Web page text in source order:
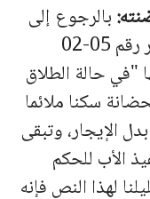
بالرجوع إلى
نص المادة 72 المعدلة بموجب الأمر رقم 05-02
"في حالة الطلاق
سكنا ملائما
الإيجار، وتبقى
الأب للحكم
لهذا النص فإنه